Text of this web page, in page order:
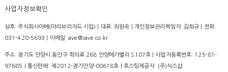
사업자정보확인
상호: 주식회사아베(마리브리자드 시럽) | 대표: 최원숙 | 개인정보관리책임자: 김희규 | 전화:
031-420-5693 | 이메일: ave@iave.co.kr
주소: 경기도 안양시 동안구 학의로 268 안양메가밸리 S107호 | 사업자등록번호: 125-81-
97685
| 통신판매: 제2012-경기안양-00618호 | 호스팅제공자: (주)식스샵